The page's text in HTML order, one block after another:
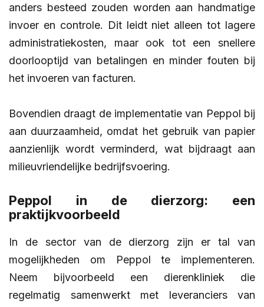
anders besteed zouden worden aan handmatige
invoer en controle. Dit leidt niet alleen tot lagere
administratiekosten, maar ook tot een snellere
doorlooptijd van betalingen en minder fouten bij
het invoeren van facturen.
Bovendien draagt de implementatie van Peppol bij
aan duurzaamheid, omdat het gebruik van papier
aanzienlijk wordt verminderd, wat bijdraagt aan
milieuvriendelijke bedrijfsvoering.
Peppol in de dierzorg: een
praktijkvoorbeeld
In de sector van de dierzorg zijn er tal van
mogelijkheden om Peppol te implementeren.
Neem bijvoorbeeld een dierenkliniek die
regelmatig samenwerkt met leveranciers van